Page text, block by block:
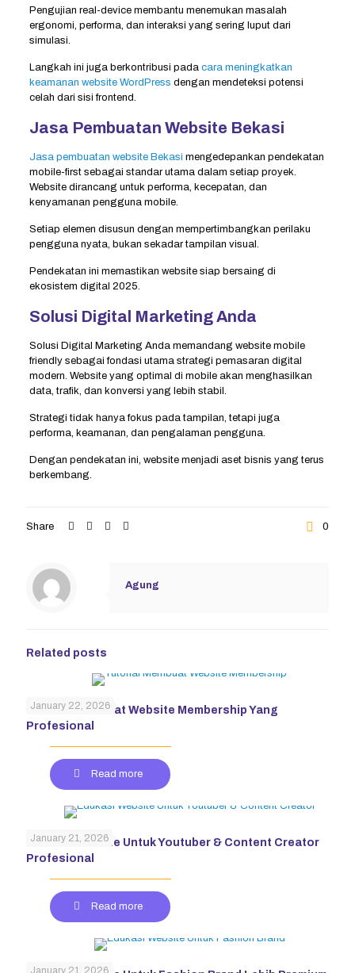
Pengujian real-device membantu menemukan masalah
ergonomi, performa, dan interaksi yang sering luput dari
simulasi.
Langkah ini juga berkontribusi pada cara meningkatkan
keamanan website WordPress dengan mendeteksi potensi
celah dari sisi frontend.
Jasa Pembuatan Website Bekasi
Jasa pembuatan website Bekasi mengedepankan pendekatan
mobile-first sebagai standar utama dalam setiap proyek.
Website dirancang untuk performa, kecepatan, dan
kenyamanan pengguna mobile.
Setiap elemen disusun dengan mempertimbangkan perilaku
pengguna nyata, bukan sekadar tampilan visual.
Pendekatan ini memastikan website siap bersaing di
ekosistem digital 2025.
Solusi Digital Marketing Anda
Solusi Digital Marketing Anda memandang website mobile
friendly sebagai fondasi utama strategi pemasaran digital
modern. Website yang optimal di mobile akan menghasilkan
data, trafik, dan konversi yang lebih stabil.
Strategi tidak hanya fokus pada tampilan, tetapi juga
performa, keamanan, dan pengalaman pengguna.
Dengan pendekatan ini, website menjadi aset bisnis yang terus
berkembang.
Share 0
Agung
Related posts
January 22, 2026
Tutorial Membuat Website Membership Yang
Profesional
Read more
January 21, 2026
Edukasi Website Untuk Youtuber & Content Creator
Profesional
Read more
January 21, 2026